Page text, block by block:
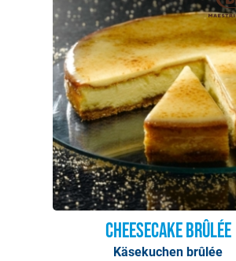
Cheesecake Brûlée
Käsekuchen brûlée